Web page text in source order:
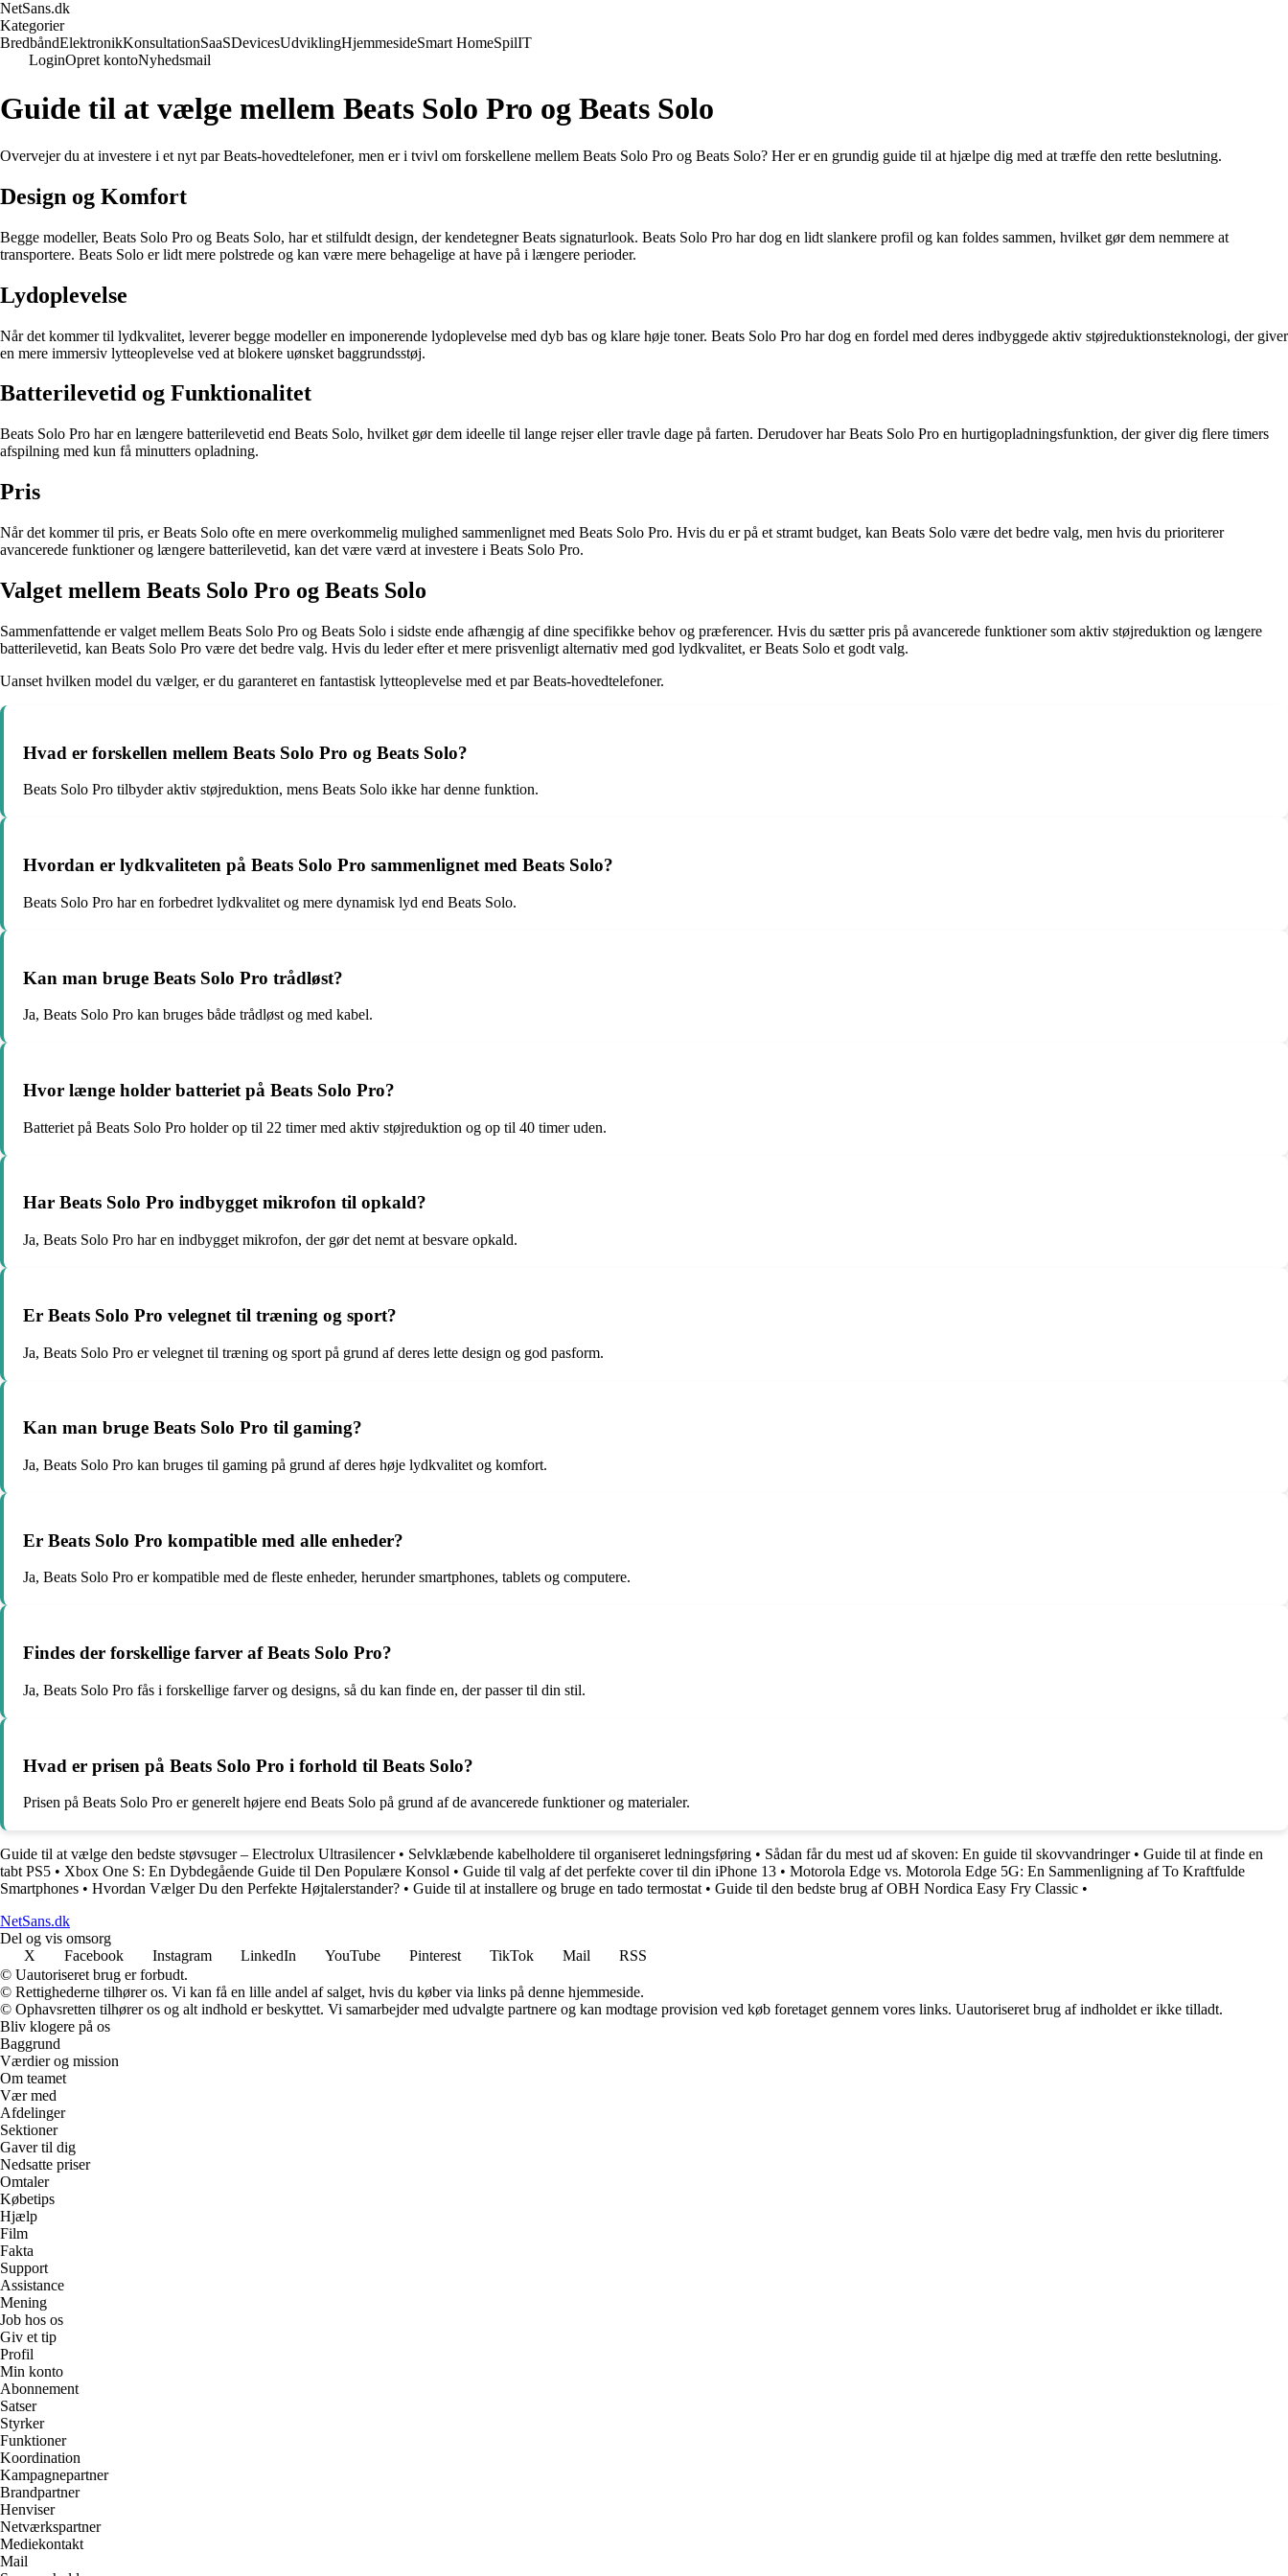
NetSans.dk
Kategorier
BredbåndElektronikKonsultationSaaSDevicesUdviklingHjemmesideSmart HomeSpilIT
LoginOpret kontoNyhedsmail
Guide til at vælge mellem Beats Solo Pro og Beats Solo
Overvejer du at investere i et nyt par Beats-hovedtelefoner, men er i tvivl om forskellene mellem Beats Solo Pro og Beats Solo? Her er en grundig guide til at hjælpe dig med at træffe den rette beslutning.
Design og Komfort
Begge modeller, Beats Solo Pro og Beats Solo, har et stilfuldt design, der kendetegner Beats signaturlook. Beats Solo Pro har dog en lidt slankere profil og kan foldes sammen, hvilket gør dem nemmere at
transportere. Beats Solo er lidt mere polstrede og kan være mere behagelige at have på i længere perioder.
Lydoplevelse
Når det kommer til lydkvalitet, leverer begge modeller en imponerende lydoplevelse med dyb bas og klare høje toner. Beats Solo Pro har dog en fordel med deres indbyggede aktiv støjreduktionsteknologi, der giver
en mere immersiv lytteoplevelse ved at blokere uønsket baggrundsstøj.
Batterilevetid og Funktionalitet
Beats Solo Pro har en længere batterilevetid end Beats Solo, hvilket gør dem ideelle til lange rejser eller travle dage på farten. Derudover har Beats Solo Pro en hurtigopladningsfunktion, der giver dig flere timers
afspilning med kun få minutters opladning.
Pris
Når det kommer til pris, er Beats Solo ofte en mere overkommelig mulighed sammenlignet med Beats Solo Pro. Hvis du er på et stramt budget, kan Beats Solo være det bedre valg, men hvis du prioriterer
avancerede funktioner og længere batterilevetid, kan det være værd at investere i Beats Solo Pro.
Valget mellem Beats Solo Pro og Beats Solo
Sammenfattende er valget mellem Beats Solo Pro og Beats Solo i sidste ende afhængig af dine specifikke behov og præferencer. Hvis du sætter pris på avancerede funktioner som aktiv støjreduktion og længere
batterilevetid, kan Beats Solo Pro være det bedre valg. Hvis du leder efter et mere prisvenligt alternativ med god lydkvalitet, er Beats Solo et godt valg.
Uanset hvilken model du vælger, er du garanteret en fantastisk lytteoplevelse med et par Beats-hovedtelefoner.
Hvad er forskellen mellem Beats Solo Pro og Beats Solo?
Beats Solo Pro tilbyder aktiv støjreduktion, mens Beats Solo ikke har denne funktion.
Hvordan er lydkvaliteten på Beats Solo Pro sammenlignet med Beats Solo?
Beats Solo Pro har en forbedret lydkvalitet og mere dynamisk lyd end Beats Solo.
Kan man bruge Beats Solo Pro trådløst?
Ja, Beats Solo Pro kan bruges både trådløst og med kabel.
Hvor længe holder batteriet på Beats Solo Pro?
Batteriet på Beats Solo Pro holder op til 22 timer med aktiv støjreduktion og op til 40 timer uden.
Har Beats Solo Pro indbygget mikrofon til opkald?
Ja, Beats Solo Pro har en indbygget mikrofon, der gør det nemt at besvare opkald.
Er Beats Solo Pro velegnet til træning og sport?
Ja, Beats Solo Pro er velegnet til træning og sport på grund af deres lette design og god pasform.
Kan man bruge Beats Solo Pro til gaming?
Ja, Beats Solo Pro kan bruges til gaming på grund af deres høje lydkvalitet og komfort.
Er Beats Solo Pro kompatible med alle enheder?
Ja, Beats Solo Pro er kompatible med de fleste enheder, herunder smartphones, tablets og computere.
Findes der forskellige farver af Beats Solo Pro?
Ja, Beats Solo Pro fås i forskellige farver og designs, så du kan finde en, der passer til din stil.
Hvad er prisen på Beats Solo Pro i forhold til Beats Solo?
Prisen på Beats Solo Pro er generelt højere end Beats Solo på grund af de avancerede funktioner og materialer.
Guide til at vælge den bedste støvsuger – Electrolux Ultrasilencer• Selvklæbende kabelholdere til organiseret ledningsføring • Sådan får du mest ud af skoven: En guide til skovvandringer• Guide til at finde en
tabt PS5 • Xbox One S: En Dybdegående Guide til Den Populære Konsol • Guide til valg af det perfekte cover til din iPhone 13 • Motorola Edge vs. Motorola Edge 5G: En Sammenligning af To Kraftfulde
Smartphones • Hvordan Vælger Du den Perfekte Højtalerstander? • Guide til at installere og bruge en tado termostat • Guide til den bedste brug af OBH Nordica Easy Fry Classic •
NetSans.dk
Del og vis omsorg
X
Facebook Instagram LinkedIn YouTube Pinterest TikTok Mail
RSS
© Uautoriseret brug er forbudt.
© Rettighederne tilhører os. Vi kan få en lille andel af salget, hvis du køber via links på denne hjemmeside.
© Ophavsretten tilhører os og alt indhold er beskyttet. Vi samarbejder med udvalgte partnere og kan modtage provision ved køb foretaget gennem vores links. Uautoriseret brug af indholdet er ikke tilladt.
Bliv klogere på os
Baggrund
Værdier og mission
Om teamet
Vær med
Afdelinger
Sektioner
Gaver til dig
Nedsatte priser
Omtaler
Købetips
Hjælp
Film
Fakta
Support
Assistance
Mening
Job hos os
Giv et tip
Profil
Min konto
Abonnement
Satser
Styrker
Funktioner
Koordination
Kampagnepartner
Brandpartner
Henviser
Netværkspartner
Mediekontakt
Mail